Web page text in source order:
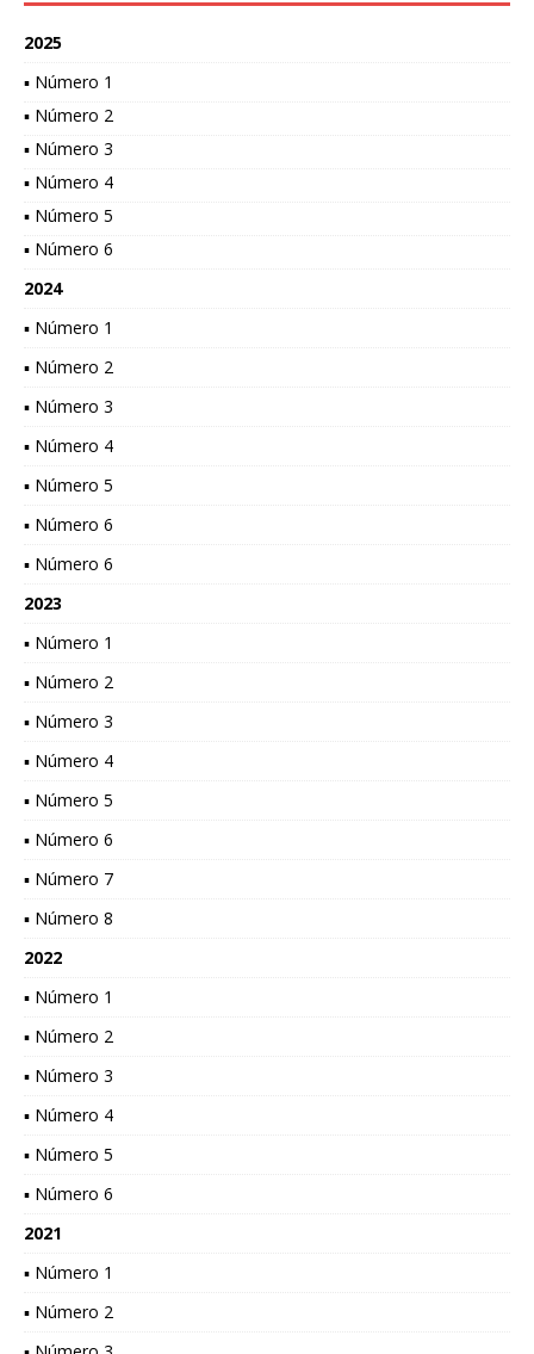
2025
▪ Número 1
▪ Número 2
▪ Número 3
▪ Número 4
▪ Número 5
▪ Número 6
2024
▪ Número 1
▪ Número 2
▪ Número 3
▪ Número 4
▪ Número 5
▪ Número 6
▪ Número 6
2023
▪ Número 1
▪ Número 2
▪ Número 3
▪ Número 4
▪ Número 5
▪ Número 6
▪ Número 7
▪ Número 8
2022
▪ Número 1
▪ Número 2
▪ Número 3
▪ Número 4
▪ Número 5
▪ Número 6
2021
▪ Número 1
▪ Número 2